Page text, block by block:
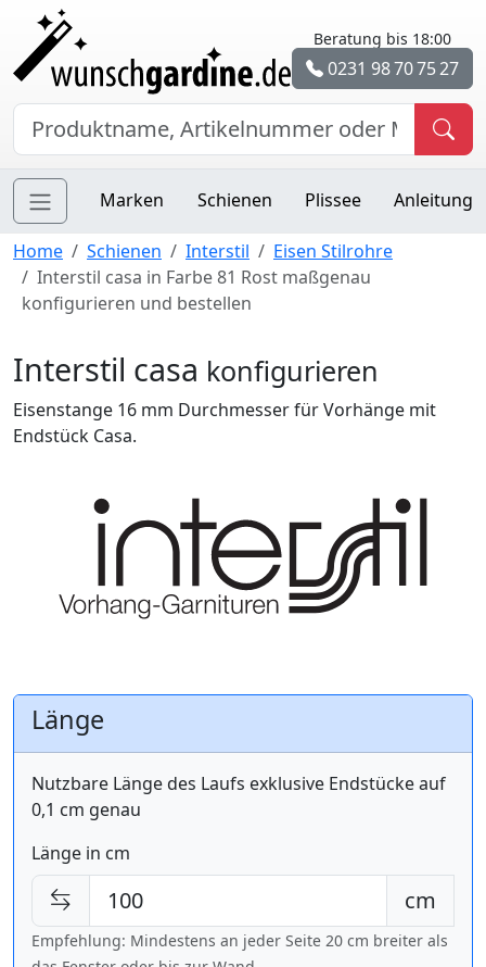
Beratung bis 18:00
0231 98 70 75 27
Marken Schienen Plissee Anleitung
Home Schienen Interstil
Eisen Stilrohre
Interstil casa in Farbe 81 Rost maßgenau
konfigurieren und bestellen
Interstil casa konfigurieren
Eisenstange 16 mm Durchmesser für Vorhänge mit
Endstück Casa.
Länge
Nutzbare Länge des Laufs exklusive Endstücke auf
0,1 cm genau
Länge in cm
cm
Empfehlung: Mindestens an jeder Seite 20 cm breiter als